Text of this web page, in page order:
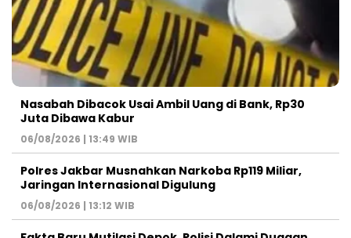
Nasabah Dibacok Usai Ambil Uang di Bank, Rp30
Juta Dibawa Kabur
06/08/2026 | 13:49 WIB
Polres Jakbar Musnahkan Narkoba Rp119 Miliar,
Jaringan Internasional Digulung
06/08/2026 | 13:12 WIB